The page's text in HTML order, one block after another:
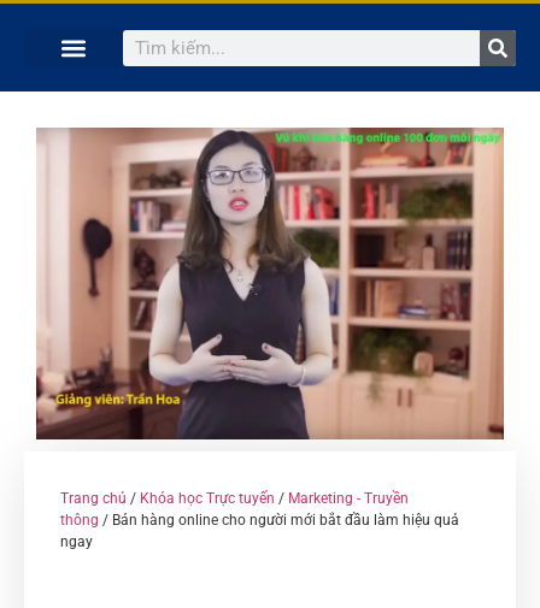
Trang chủ / Khóa học Trực tuyến / Marketing - Truyền
thông / Bán hàng online cho người mới bắt đầu làm hiệu quả
ngay